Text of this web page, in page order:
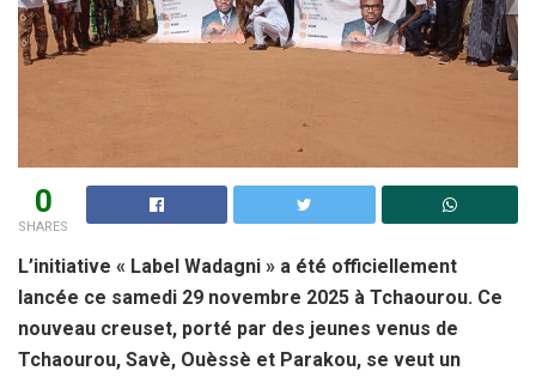
0
SHARES
L’initiative « Label Wadagni » a été officiellement
lancée ce samedi 29 novembre 2025 à Tchaourou. Ce
nouveau creuset, porté par des jeunes venus de
Tchaourou, Savè, Ouèssè et Parakou, se veut un